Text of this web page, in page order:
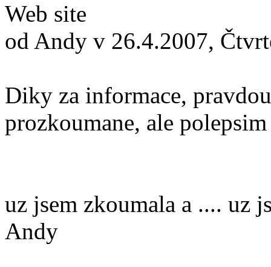
Web site
od Andy v 26.4.2007,
Diky za informace,
prozkoumane, ale polepsim
uz jsem zkoumala a .... uz
Andy